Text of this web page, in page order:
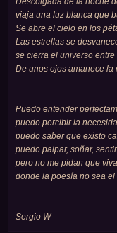
viaja una luz blanca que
Se abre el cielo en los
Las estrellas se
se cierra el universo
De unos ojos amanece la
Puedo entender
puedo percibir la
puedo saber que existo
puedo palpar, soñar,
pero no me pidan que
donde la poesía no sea
Sergio W